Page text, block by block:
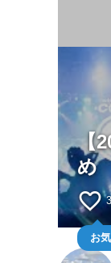
【
め
favorite_border
お